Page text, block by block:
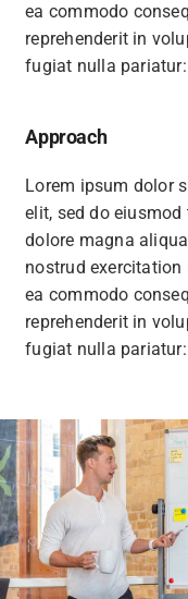
ea commodo
reprehenderit in
fugiat nulla pariatur:
Approach
Lorem ipsum dolor
elit, sed do
dolore magna
nostrud
ea commodo
reprehenderit in
fugiat nulla pariatur: